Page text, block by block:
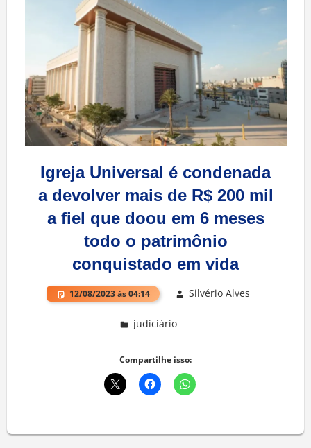
Igreja Universal é condenada
a devolver mais de R$ 200 mil
a fiel que doou em 6 meses
todo o patrimônio
conquistado em vida
12/08/2023 às 04:14 Silvério Alves
judiciário
Compartilhe isso: